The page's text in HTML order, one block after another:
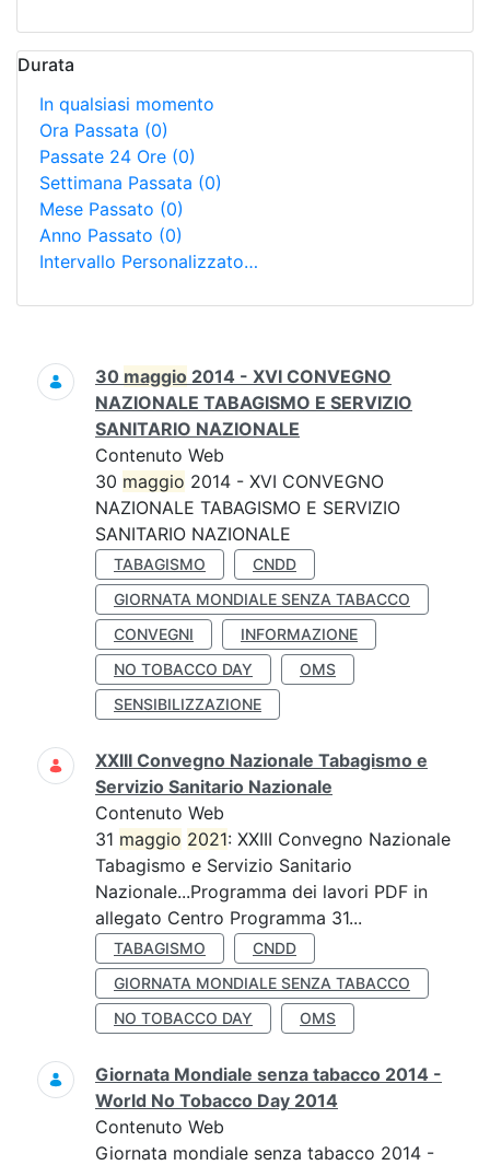
Durata
In qualsiasi momento
Ora Passata (0)
Passate 24 Ore (0)
Settimana Passata (0)
Mese Passato (0)
Anno Passato (0)
Intervallo Personalizzato…
Ricerca
30 maggio 2014 - XVI CONVEGNO
NAZIONALE TABAGISMO E SERVIZIO
SANITARIO NAZIONALE
Contenuto Web
30 maggio 2014 - XVI CONVEGNO
NAZIONALE TABAGISMO E SERVIZIO
SANITARIO NAZIONALE
TABAGISMO
CNDD
GIORNATA MONDIALE SENZA TABACCO
CONVEGNI
INFORMAZIONE
NO TOBACCO DAY
OMS
SENSIBILIZZAZIONE
XXIII Convegno Nazionale Tabagismo e
Servizio Sanitario Nazionale
Contenuto Web
31 maggio 2021: XXIII Convegno Nazionale
Tabagismo e Servizio Sanitario
Nazionale...Programma dei lavori PDF in
allegato Centro Programma 31...
TABAGISMO
CNDD
GIORNATA MONDIALE SENZA TABACCO
NO TOBACCO DAY
OMS
Giornata Mondiale senza tabacco 2014 -
World No Tobacco Day 2014
Contenuto Web
Giornata mondiale senza tabacco 2014 -